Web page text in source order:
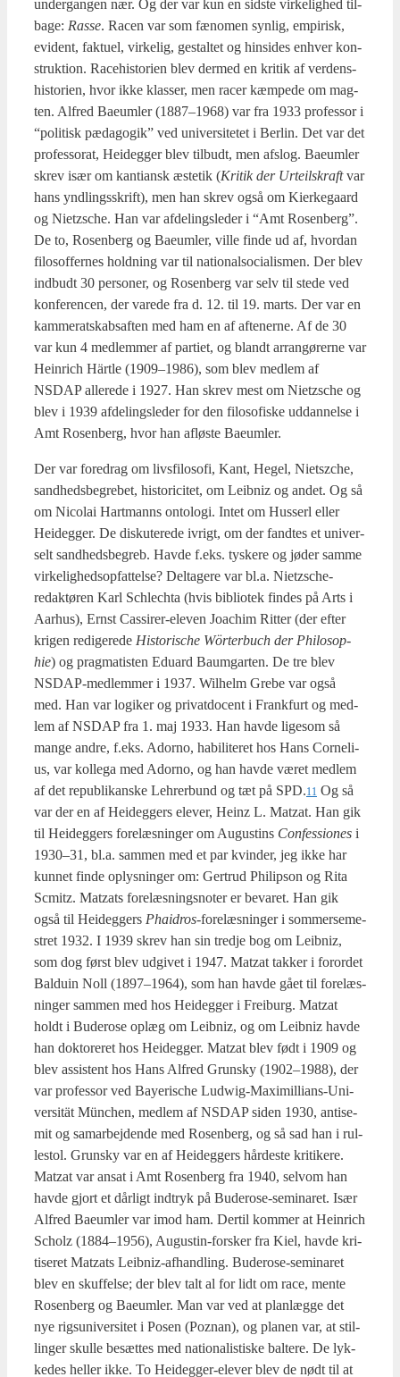
under­gan­gen nær. Og der var kun en sid­ste vir­ke­lig­hed til­
ba­ge: Ras­se. Racen var som fæno­men syn­lig, empi­risk,
evi­dent, fak­tu­el, vir­ke­lig, gestal­tet og hin­si­des enhver kon­
struk­tion. Race­hi­sto­ri­en blev der­med en kri­tik af ver­dens­
hi­sto­ri­en, hvor ikke klas­ser, men racer kæm­pe­de om mag­
ten. Alfred Bae­um­ler (1887–1968) var fra 1933 pro­fes­sor i
“poli­tisk pæda­go­gik” ved uni­ver­si­te­tet i Ber­lin. Det var det
pro­fes­sorat, Hei­deg­ger blev til­budt, men afslog. Bae­um­ler
skrev især om kan­ti­ansk æste­tik (Kri­tik der Urteils­kraftvar
hans ynd­lings­skrift), men han skrev også om Kier­ke­gaard
og Nietz­sche. Han var afde­lings­le­der i “Amt Rosen­berg”.
De to, Rosen­berg og Bae­um­ler, vil­le fin­de ud af, hvor­dan
filo­sof­fer­nes hold­ning var til natio­nalso­ci­a­lis­men. Der blev
ind­budt 30 per­so­ner, og Rosen­berg var selv til ste­de ved
kon­fe­ren­cen, der vare­de fra d. 12. til 19. marts. Der var en
kam­me­rat­skabs­af­ten med ham en af afte­ner­ne. Af de 30
var kun 4 med­lem­mer af par­ti­et, og blandt arran­gø­rer­ne var
Hein­rich Härt­le (1909–1986), som blev med­lem af
NSDAP alle­re­de i 1927. Han skrev mest om Nietz­sche og
blev i 1939 afde­lings­le­der for den filo­so­fi­ske uddan­nel­se i
Amt Rosen­berg, hvor han aflø­ste Bae­um­ler.
Der var fored­rag om livs­fi­lo­so­fi, Kant, Hegel, Nietsz­che,
sand­heds­be­gre­bet, histo­ri­ci­tet, om Leib­niz og andet. Og så
om Nico­lai Hart­manns onto­lo­gi. Intet om Hus­serl eller
Hei­deg­ger. De dis­ku­te­re­de ivrigt, om der fand­tes et uni­ver­
selt sand­heds­be­greb. Hav­de f.eks. tyske­re og jøder sam­me
vir­ke­lig­heds­op­fat­tel­se? Del­ta­ge­re var bl.a. Nietz­sche-
redak­tø­ren Karl Schle­ch­ta (hvis bibli­o­tek fin­des på Arts i
Aar­hus), Ernst Cas­si­rer-ele­ven Joa­chim Rit­ter (der efter
kri­gen redi­ge­re­de Histo­ri­s­che Wör­ter­buch der Phi­los­op­
hie) og prag­ma­ti­sten Edu­ard Baum­g­ar­ten. De tre blev
NSDAP-med­lem­mer i 1937. Wil­helm Gre­be var også
med. Han var logi­ker og pri­vat­do­cent i Frank­furt og med­
lem af NSDAP fra 1. maj 1933. Han hav­de lige­som så
man­ge andre, f.eks. Ador­no, habi­li­te­ret hos Hans Cor­ne­li­
us, var kol­le­ga med Ador­no, og han hav­de været med­lem
af det repu­bli­kan­ske Lehrer­bund og tæt på SPD.11 Og så
var der en af Hei­deg­gers ele­ver, Heinz L. Matzat. Han gik
til Hei­deg­gers fore­læs­nin­ger om Augustins Con­fes­sio­nes i
1930–31, bl.a. sam­men med et par kvin­der, jeg ikke har
kun­net fin­de oplys­nin­ger om: Ger­tr­ud Phi­lip­son og Rita
Scmitz. Matzats fore­læs­nings­no­ter er beva­ret. Han gik
også til Hei­deg­gers Phai­d­ros-fore­læs­nin­ger i som­mer­se­me­
stret 1932. I 1939 skrev han sin tred­je bog om Leib­niz,
som dog først blev udgi­vet i 1947. Matzat tak­ker i for­or­det
Bal­du­in Noll (1897–1964), som han hav­de gået til fore­læs­
nin­ger sam­men med hos Hei­deg­ger i Frei­burg. Matzat
holdt i Budero­se oplæg om Leib­niz, og om Leib­niz hav­de
han dok­to­re­ret hos Hei­deg­ger. Matzat blev født i 1909 og
blev assi­stent hos Hans Alfred Grun­sky (1902–1988), der
var pro­fes­sor ved Bay­e­ri­s­che Ludwig-Maxi­mil­li­ans-Uni­
ver­sität Mün­chen, med­lem af NSDAP siden 1930, anti­se­
mit og sam­ar­bej­den­de med Rosen­berg, og så sad han i rul­
le­stol. Grun­sky var en af Hei­deg­gers hår­de­ste kri­ti­ke­re.
Matzat var ansat i Amt Rosen­berg fra 1940, selv­om han
hav­de gjort et dår­ligt ind­tryk på Budero­se-semi­na­ret. Især
Alfred Bae­um­ler var imod ham. Der­til kom­mer at Hein­rich
Scholz (1884–1956), Augustin-for­sker fra Kiel, hav­de kri­
ti­se­ret Matzats Leib­niz-afhand­ling. Budero­se-semi­na­ret
blev en skuf­fel­se; der blev talt al for lidt om race, men­te
Rosen­berg og Bae­um­ler. Man var ved at plan­læg­ge det
nye rigs­u­ni­ver­si­tet i Posen (Poz­nan), og pla­nen var, at stil­
lin­ger skul­le besæt­tes med natio­na­li­sti­ske bal­te­re. De lyk­
ke­des hel­ler ikke. To Hei­deg­ger-ele­ver blev de nødt til at